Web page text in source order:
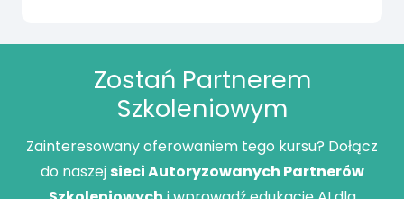
Zostań Partnerem
Szkoleniowym
Zainteresowany oferowaniem tego kursu? Dołącz
do naszej sieci Autoryzowanych Partnerów